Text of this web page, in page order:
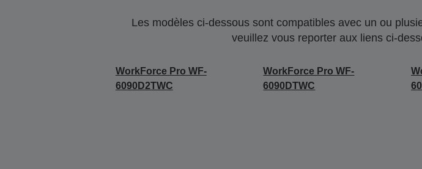
Les modèles ci-dessous sont compatibles avec un ou
veuillez vous reporter aux liens ci-
WorkForce Pro WF-
6090D2TWC
WorkForce Pro WF-
6090DTWC